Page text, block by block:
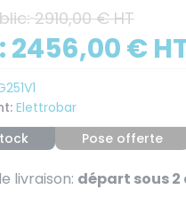
2910,00 € HT
2456,00 €
Elettrobar
Pose offerte
livraison: départ sous 2